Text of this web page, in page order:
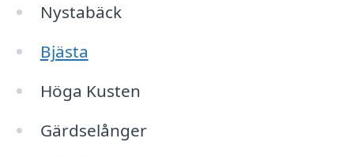
Nystabäck
Bjästa
Höga Kusten
Gärdselånger